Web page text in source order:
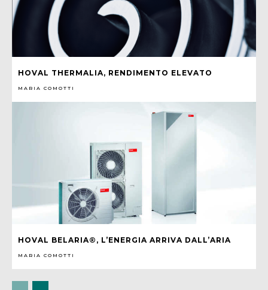
HOVAL THERMALIA, RENDIMENTO ELEVATO
MARIA COMOTTI
HOVAL BELARIA®, L’ENERGIA ARRIVA DALL’ARIA
MARIA COMOTTI